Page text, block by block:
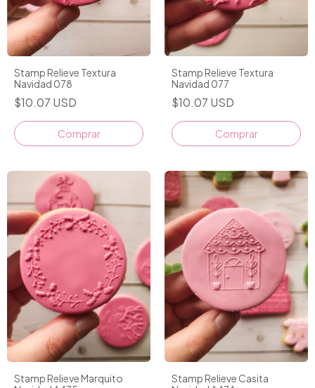
Stamp Relieve Textura
Navidad 078
$10.07 USD
Comprar
Stamp Relieve Textura
Navidad 077
$10.07 USD
Comprar
Stamp Relieve Marquito
Stamp Relieve Casita